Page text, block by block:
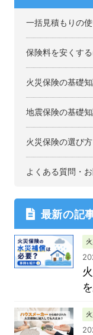
一括見積もりの
保険料を安くす
火災保険の基礎
地震保険の基礎
火災保険の選び方
よくある質問・
最新の記